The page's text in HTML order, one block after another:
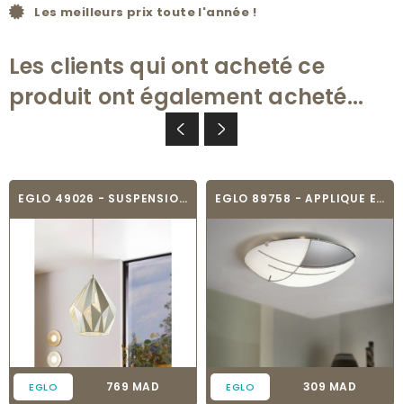
Les meilleurs prix toute l'année !
Les clients qui ont acheté ce
produit ont également acheté...
EGLO 49026 - SUSPENSION VINTAGE - CARLTON-P
EGLO Prix
769 MAD
EGLO 89758 - APPLIQUE ET PLAFONNIER - RAYA
EGLO Prix
309 MAD